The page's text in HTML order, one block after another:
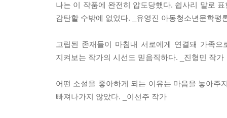
했을“ 마음들을 가만 더듬어볼 수 있는 바람 같은
봄을 기다릴 것이다.
나는 이 작품에 완전히 압도당했다. 쉽사리 말로
감탄할 수밖에 없었다. _유영진 아동청소년문학평
고립된 존재들이 마침내 서로에게 연결돼 가족
지켜보는 작가의 시선도 믿음직하다. _진형민 작가
어떤 소설을 좋아하게 되는 이유는 마음을 놓아주
빠져나가지 않았다. _이선주 작가